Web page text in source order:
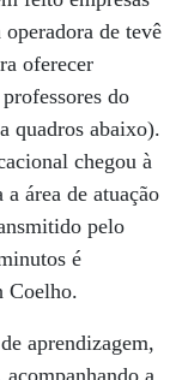
de tevê
oferecer
do
quadros abaixo).
chegou à
área de atuação
pelo
é
Coelho.
aprendizagem,
a